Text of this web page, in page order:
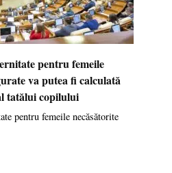
pentru femeile
va putea fi calculată
tatălui copilului
pentru femeile necăsătorite